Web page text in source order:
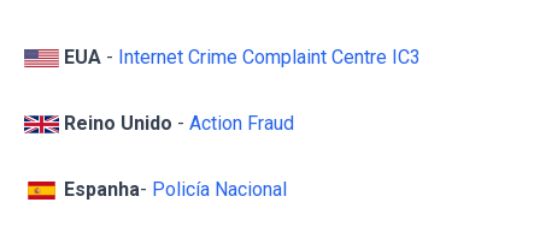
EUA - Internet Crime Complaint Centre IC3
Reino Unido - Action Fraud
Espanha- Policía Nacional